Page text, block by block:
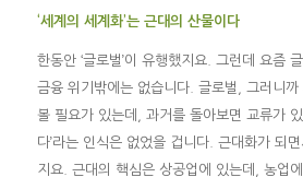
‘세계의 세계화’는 근대의 산물이다
한동안 ‘글로벌’이 유행했지요. 그런데 요즘
금융 위기밖에는 없습니다. 글로벌, 그러니까
볼 필요가 있는데, 과거를 돌아보면 교류가
다’라는 인식은 없었을 겁니다. 근대화가 되
지요. 근대의 핵심은 상공업에 있는데, 농업